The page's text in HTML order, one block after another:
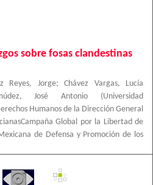
sobre fosas clandestinas
Reyes, Jorge; Chávez Vargas, Lucía
José Antonio (Universidad
Humanos de la Dirección General
Global por la Libertad de
de Defensa y Promoción de los